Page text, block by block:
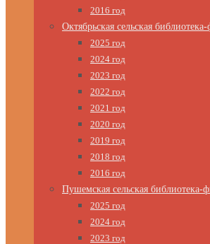
2016 год
Октябрьская сельская
2025 год
2024 год
2023 год
2022 год
2021 год
2020 год
2019 год
2018 год
2016 год
Пушемская сельская библиотека-
2025 год
2024 год
2023 год